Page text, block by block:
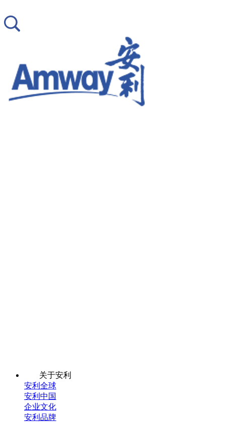
关于安利
安利全球
安利中国
企业文化
安利品牌